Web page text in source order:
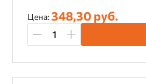
Цена:348,30 руб.